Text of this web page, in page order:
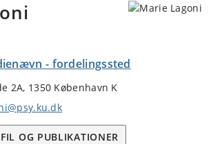
- fordelingssted
2A, 1350 København K
OG PUBLIKATIONER